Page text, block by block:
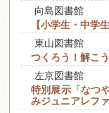
向島図書館
【小学生・中学
東山図書館
つくろう！解こ
左京図書館
特別展示「なつ
みジュニアレフ